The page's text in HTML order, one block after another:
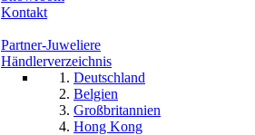
Kontakt
Partner-Juweliere
Händlerverzeichnis
Deutschland
Belgien
Großbritannien
Hong Kong